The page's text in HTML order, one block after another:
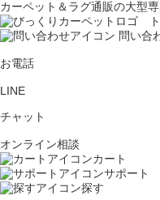
カーペット＆ラグ通販の大型
問い合
お電話
LINE
チャット
オンライン相談
カート
サポート
探す